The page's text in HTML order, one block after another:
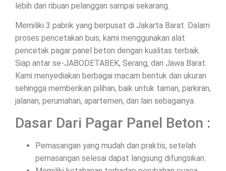
lebih dari ribuan pelanggan sampai sekarang.
Memiliki 3 pabrik yang berpusat di Jakarta Barat. Dalam
proses pencetakan buis, kami menggunakan alat
pencetak pagar panel beton dengan kualitas terbaik.
Siap antar se-JABODETABEK, Serang, dan Jawa Barat.
Kami menyediakan berbagai macam bentuk dan ukuran
sehingga memberikan pilihan, baik untuk taman, parkiran,
jalanan, perumahan, apartemen, dan lain sebagainya.
Dasar Dari Pagar Panel Beton :
Pemasangan yang mudah dan praktis, setelah
pemasangan selesai dapat langsung difungsikan.